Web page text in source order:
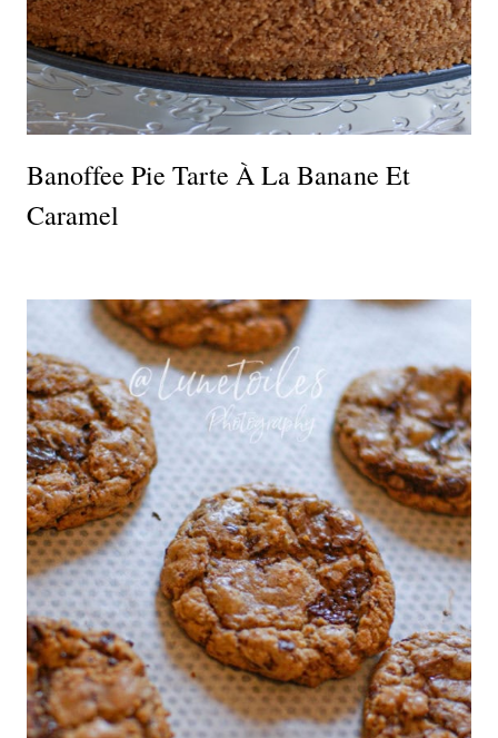
Banoffee Pie Tarte À La Banane Et
Caramel